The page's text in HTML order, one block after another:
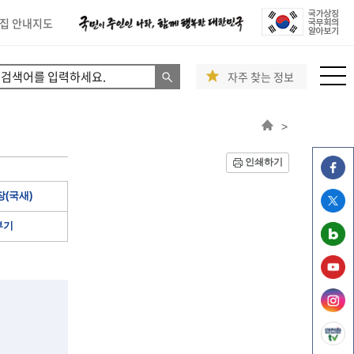
안내지도
자주 찾는 정보
>
인쇄하기
(국새)